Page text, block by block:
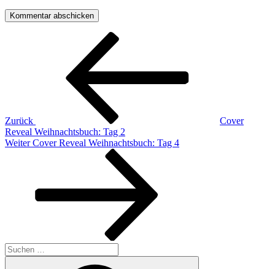
Beitragsnavigation
Zurück
Cover
Reveal Weihnachtsbuch: Tag 2
Nächster
Weiter Cover Reveal Weihnachtsbuch: Tag 4
Suche
nach: